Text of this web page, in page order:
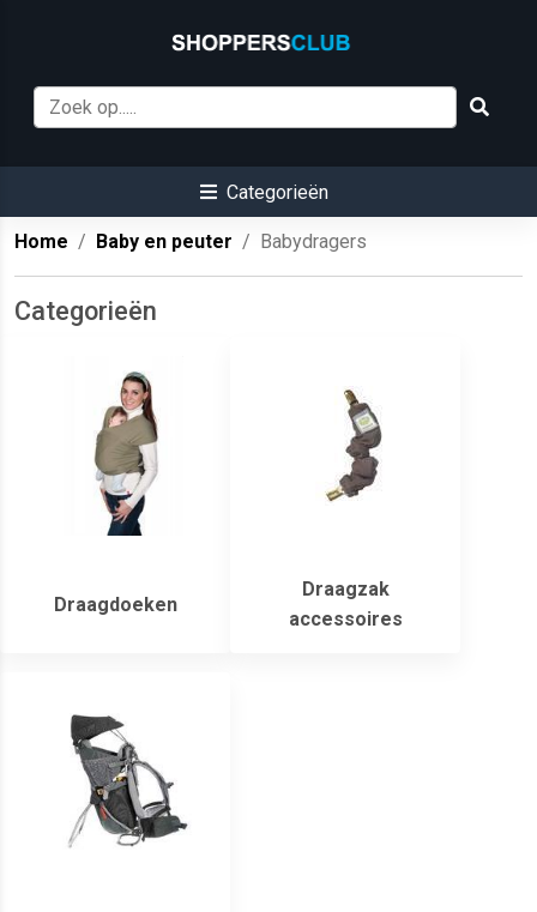
Categorieën
Home Baby en peuter Babydragers
Categorieën
Draagdoeken
Draagzak
accessoires